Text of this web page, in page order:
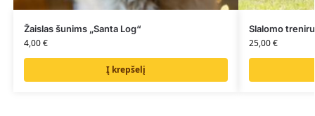
Žaislas šunims „Santa Log“
4,00€
Į krepšelį
Slalomo
25,00€